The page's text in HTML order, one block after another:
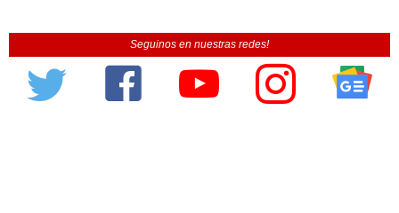
Seguinos en nuestras redes!